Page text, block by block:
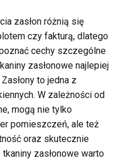
zasłon różnią się
czy fakturą, dlatego
cechy szczególne
zasłonowe najlepiej
to jedna z
W zależności od
mogą nie tylko
pomieszczeń, ale też
oraz skutecznie
zasłonowe warto